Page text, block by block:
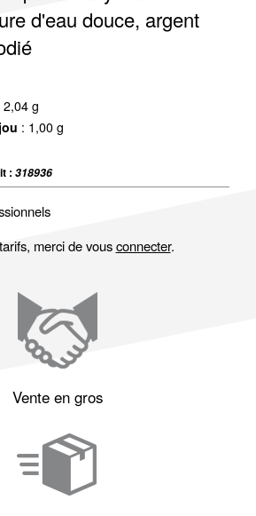
d'eau douce, argent
g
: 1,00 g
: 318936
merci de vousconnecter.
Vente en gros